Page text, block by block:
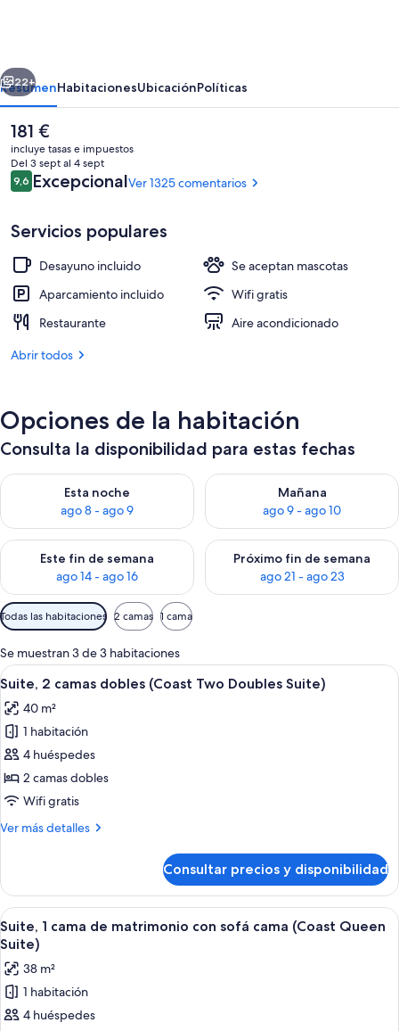
Exterior
Siguiente
22+
ResumenHabitacionesUbicaciónPolíticas
El
precio
actual
es
de
181 €
incluye tasas e impuestos
Del 3 sept al 4 sept
Comentarios
9,69,6 de 10
ExcepcionalVer 1325 comentarios
Servicios populares
Desayuno incluido
Se aceptan mascotas
Aparcamiento incluido
Wifi gratis
Restaurante
Aire acondicionado
Abrir todos
Opciones de la habitación
Consulta la disponibilidad para estas fechas
Esta noche
ago 8 - ago 9
Consulta la disponibilidad para esta noche, ago 8 - ago 9
Mañana
ago 9 - ago 10
Consulta la disponibilidad
Este fin de semana
ago 14 - ago 16
Consulta la disponibilidad para este fin de semana, ago 14 -
Próximo fin de semana
ago 21 - ago 23
Consulta la disponibilidad
Filtros
disponibles
para
las
habitaciones
Todas las habitaciones 2 camas 1 cama
Se muestran 3 de 3 habitaciones
Abrir
todas
las
fotos
de
Suite,
2
dobles
Doubles
Suite)
Habitación de hotel con dos camas,
3
Suite, 2 camas dobles (Coast Two Doubles Suite)
40 m²
1 habitación
4 huéspedes
2 camas dobles
Wifi gratis
Ver más detalles
Más
2
camas
dobles
(Coast
Doubles
Suite)
Consultar precios y disponibilidad
Abrir
todas
las
fotos
de
Suite,
Habitación de hotel moderna con
3
Suite, 1 cama de matrimonio con sofá cama (Coast Queen
Suite)
38 m²
1 habitación
4 huéspedes